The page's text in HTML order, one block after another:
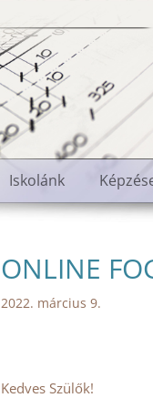
Iskolánk
ONLINE
2022. március 9.
Kedves Szülők!